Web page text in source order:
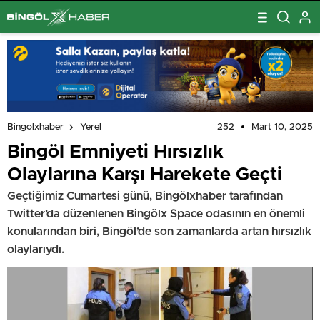
Bingolxhaber Yerel 252 Mart 10, 2025
Bingöl Emniyeti Hırsızlık
Olaylarına Karşı Harekete Geçti
Geçtiğimiz Cumartesi günü, Bingölxhaber tarafından
Twitter’da düzenlenen Bingölx Space odasının en önemli
konularından biri, Bingöl’de son zamanlarda artan hırsızlık
olaylarıydı.